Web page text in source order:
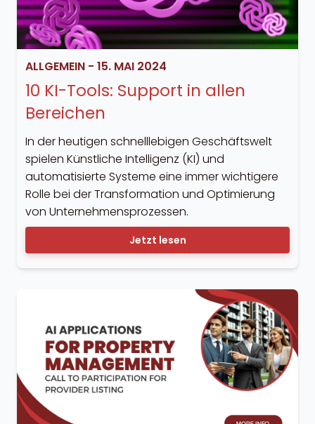
ALLGEMEIN- 15. MAI 2024
10 KI-Tools: Support in allen
Bereichen
In der heutigen schnelllebigen Geschäftswelt
spielen Künstliche Intelligenz (KI) und
automatisierte Systeme eine immer wichtigere
Rolle bei der Transformation und Optimierung
von Unternehmensprozessen.
Jetzt lesen